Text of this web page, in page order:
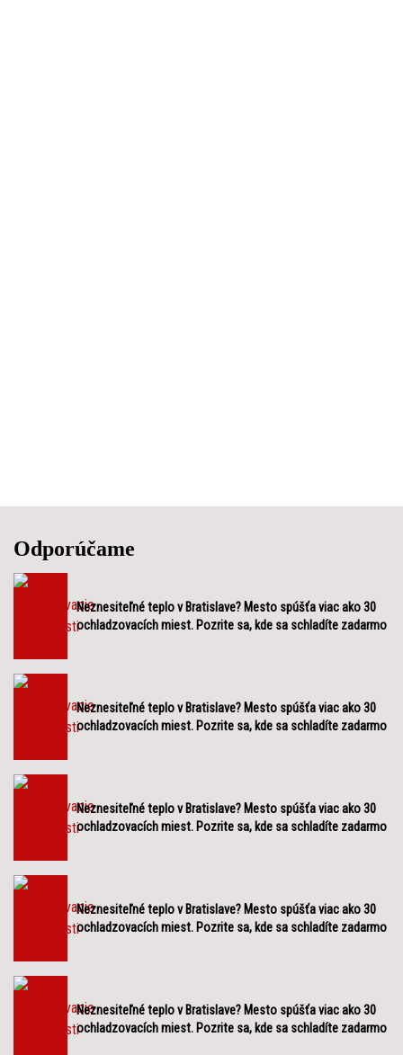
Odporúčame
Neznesiteľné teplo v Bratislave? Mesto spúšťa viac ako 30
ochladzovacích miest. Pozrite sa, kde sa schladíte zadarmo
Neznesiteľné teplo v Bratislave? Mesto spúšťa viac ako 30
ochladzovacích miest. Pozrite sa, kde sa schladíte zadarmo
Neznesiteľné teplo v Bratislave? Mesto spúšťa viac ako 30
ochladzovacích miest. Pozrite sa, kde sa schladíte zadarmo
Neznesiteľné teplo v Bratislave? Mesto spúšťa viac ako 30
ochladzovacích miest. Pozrite sa, kde sa schladíte zadarmo
Neznesiteľné teplo v Bratislave? Mesto spúšťa viac ako 30
ochladzovacích miest. Pozrite sa, kde sa schladíte zadarmo